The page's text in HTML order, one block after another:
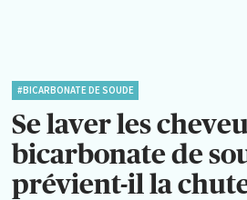
#BICARBONATE DE SOUDE
Se laver les
bicarbonate de
prévient-il la